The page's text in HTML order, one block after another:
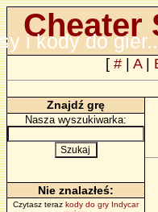
Cheater
i kody do
[ # A|
Znajdź grę
Nasza wyszukiwarka:
Nie znalazłeś:
Czytasz teraz kody do gry Indycar